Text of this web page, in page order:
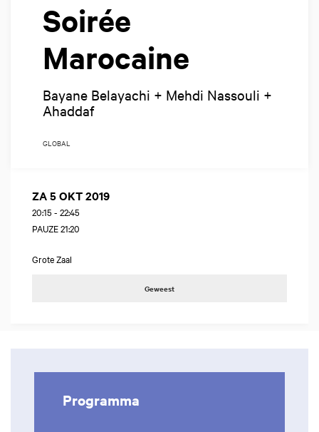
Soirée
Marocaine
Bayane Belayachi + Mehdi Nassouli +
Ahaddaf
GLOBAL
ZA 5 OKT 2019
20:15 - 22:45
PAUZE 21:20
Grote Zaal
Geweest
Programma